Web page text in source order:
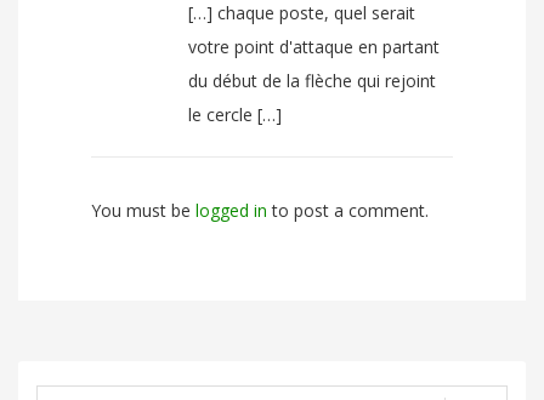
[…] chaque poste, quel serait
votre point d'attaque en partant
du début de la flèche qui rejoint
le cercle […]
You must be logged into post a comment.